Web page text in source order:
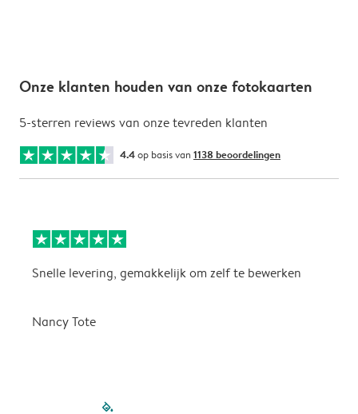
Onze klanten houden van onze fotokaarten
5-sterren reviews van onze tevreden klanten
4.4op basis van 1138 beoordelingen
Snelle levering, gemakkelijk om zelf te bewerken
Nancy Tote
filled-pagination